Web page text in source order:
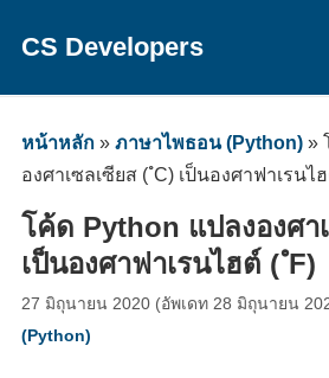
CS Developers
หน้าหลัก» ภาษาไพธอน (Python)»
องศาเซลเซียส ( ํC) เป็นองศาฟาเรนไ
โค้ด Python แปลงองศา
เป็นองศาฟาเรนไฮต์ ( ํF)
27 มิถุนายน 2020(อัพเดท 28 มิถุนายน
(Python)